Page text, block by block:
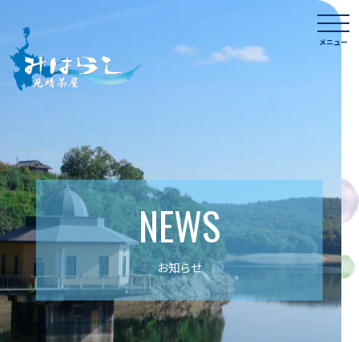
content
メニュー
NEWS
お知らせ